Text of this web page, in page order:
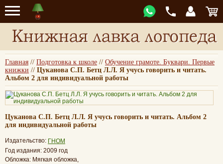
Главная // Подготовка к школе // Обучение грамоте. Буквари. Первые
книжки // Цуканова С.П. Бетц Л.Л. Я учусь говорить и читать.
Альбом 2 для индивидуальной работы
Цуканова С.П. Бетц Л.Л. Я учусь говорить и читать. Альбом 2
для индивидуальной работы
Издательство: ГНОМ
Год издания: 2009 год
Обложка: Мягкая обложка,